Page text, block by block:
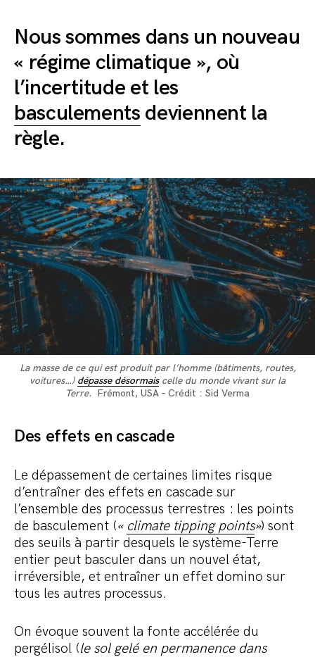
Nous sommes dans un nouveau
« régime climatique », où
l’incertitude et les
basculements deviennent la
règle.
La masse de ce qui est produit par l’homme (bâtiments, routes,
voitures…) dépasse désormaiscelle du monde vivant sur la
Terre. Frémont, USA – Crédit : Sid Verma
Des effets en cascade
Le dépassement de certaines limites risque
d’entraîner des effets en cascade sur
l’ensemble des processus terrestres : les points
de basculement (« climate tipping points») sont
des seuils à partir desquels le système-Terre
entier peut basculer dans un nouvel état,
irréversible, et entraîner un effet domino sur
tous les autres processus.
On évoque souvent la fonte accélérée du
pergélisol (le sol gelé en permanence dans